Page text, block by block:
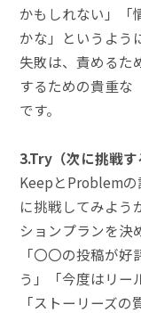
かもしれない」「
かな」というよう
失敗は、責めるた
するための貴重な
です。
3.Try（次に挑戦す
KeepとProblemの
に挑戦してみよう
ションプランを決
「〇〇の投稿が
う」「今度はリー
「ストーリーズ